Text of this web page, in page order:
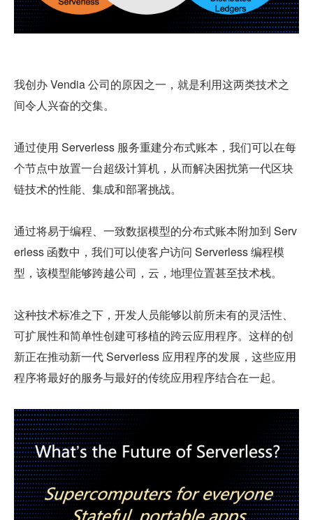
我创办 Vendia 公司的原因之一，就是利用这两类技术之
间令人兴奋的交集。
通过使用 Serverless 服务重建分布式账本，我们可以在每
个节点中放置一台超级计算机，从而解决困扰第一代区块
链技术的性能、集成和部署挑战。
通过将易于编程、一致数据模型的分布式账本附加到 Serv
erless 函数中，我们可以使客户访问 Serverless 编程模
型，该模型能够跨越公司，云，地理位置甚至技术栈。
这种技术标准之下，开发人员能够以前所未有的灵活性、
可扩展性和简单性创建可移植的跨云应用程序。这样的创
新正在推动新一代 Serverless 应用程序的发展，这些应用
程序将最好的服务与最好的传统应用程序结合在一起。